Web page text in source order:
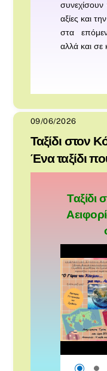
συνεχίσουν
αξίες και
στα
αλλά και σε
09/06/2026
Ταξίδι στον
Ένα ταξίδι
Ταξίδι